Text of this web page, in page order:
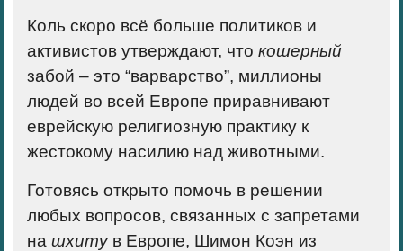
Коль скоро всё больше политиков и
активистов утверждают, что кошерный
забой – это “варварство”, миллионы
людей во всей Европе приравнивают
еврейскую религиозную практику к
жестокому насилию над животными.
Готовясь открыто помочь в решении
любых вопросов, связанных с запретами
на шхитув Европе, Шимон Коэн из